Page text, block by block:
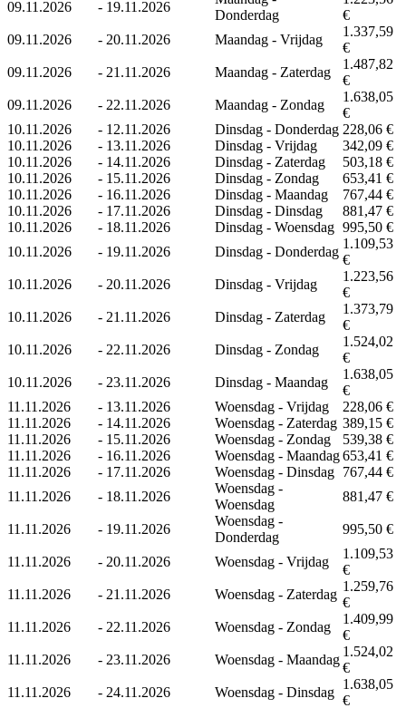
09.11.2026
- 19.11.2026
Donderdag
€
09.11.2026
- 20.11.2026 Maandag - Vrijdag
1.337,59
€
09.11.2026
- 21.11.2026 Maandag - Zaterdag
1.487,82
€
09.11.2026
- 22.11.2026 Maandag - Zondag
1.638,05
€
10.11.2026
- 12.11.2026 Dinsdag - Donderdag 228,06 €
10.11.2026
- 13.11.2026 Dinsdag - Vrijdag
342,09 €
10.11.2026
- 14.11.2026 Dinsdag - Zaterdag
503,18 €
10.11.2026
- 15.11.2026 Dinsdag - Zondag
653,41 €
10.11.2026
- 16.11.2026 Dinsdag - Maandag
767,44 €
10.11.2026
- 17.11.2026 Dinsdag - Dinsdag
881,47 €
10.11.2026
- 18.11.2026 Dinsdag - Woensdag 995,50 €
10.11.2026
- 19.11.2026 Dinsdag - Donderdag
1.109,53
€
10.11.2026
- 20.11.2026 Dinsdag - Vrijdag
1.223,56
€
10.11.2026
- 21.11.2026 Dinsdag - Zaterdag
1.373,79
€
10.11.2026
- 22.11.2026 Dinsdag - Zondag
1.524,02
€
10.11.2026
- 23.11.2026 Dinsdag - Maandag
1.638,05
€
11.11.2026
- 13.11.2026 Woensdag - Vrijdag
228,06 €
11.11.2026
- 14.11.2026 Woensdag - Zaterdag 389,15 €
11.11.2026
- 15.11.2026 Woensdag - Zondag
539,38 €
11.11.2026
- 16.11.2026 Woensdag - Maandag653,41 €
11.11.2026
- 17.11.2026 Woensdag - Dinsdag 767,44 €
11.11.2026
- 18.11.2026
Woensdag -
Woensdag
881,47 €
11.11.2026 - 19.11.2026
Woensdag -
Donderdag
995,50 €
11.11.2026 - 20.11.2026 Woensdag - Vrijdag
1.109,53
€
11.11.2026
- 21.11.2026 Woensdag - Zaterdag
1.259,76
€
11.11.2026
- 22.11.2026 Woensdag - Zondag
1.409,99
€
11.11.2026
- 23.11.2026 Woensdag - Maandag
1.524,02
€
11.11.2026
- 24.11.2026 Woensdag - Dinsdag
1.638,05
€